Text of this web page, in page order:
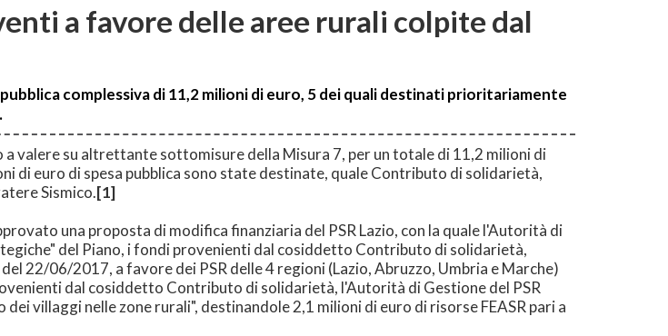
a favore delle aree rurali colpite dal
complessiva di 11,2 milioni di euro, 5 dei quali destinati prioritariamente
valere su altrettante sottomisure della Misura 7, per un totale di 11,2 milioni di
di euro di spesa pubblica sono state destinate, quale Contributo di solidarietà,
Sismico.[1]
una proposta di modifica finanziaria del PSR Lazio, con la quale l'Autorità di
del Piano, i fondi provenienti dal cosiddetto Contributo di solidarietà,
22/06/2017, a favore dei PSR delle 4 regioni (Lazio, Abruzzo, Umbria e Marche)
dal cosiddetto Contributo di solidarietà, l'Autorità di Gestione del PSR
villaggi nelle zone rurali", destinandole 2,1 milioni di euro di risorse FEASR pari a